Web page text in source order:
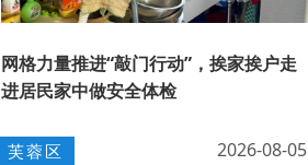
网格力量推进“敲门行动”，挨家挨户走
进居民家中做安全体检
芙蓉区 2026-08-05